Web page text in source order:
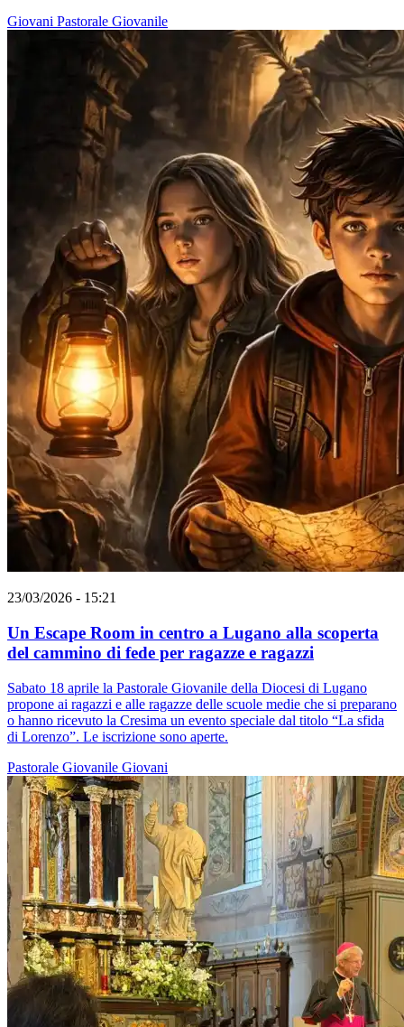
Giovani Pastorale Giovanile
23/03/2026 - 15:21
Un Escape Room in centro a Lugano alla scoperta
del cammino di fede per ragazze e ragazzi
Sabato 18 aprile la Pastorale Giovanile della Diocesi di Lugano
propone ai ragazzi e alle ragazze delle scuole medie che si preparano
o hanno ricevuto la Cresima un evento speciale dal titolo “La sfida
di Lorenzo”. Le iscrizione sono aperte.
Pastorale Giovanile Giovani